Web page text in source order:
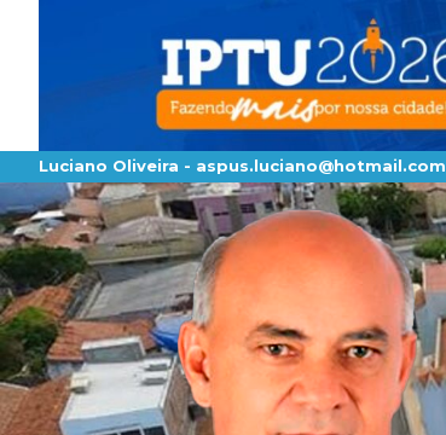
Luciano Oliveira - aspus.luciano@hotmail.com